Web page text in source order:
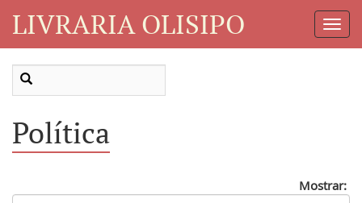
LIVRARIA OLISIPO
Política
Mostrar: